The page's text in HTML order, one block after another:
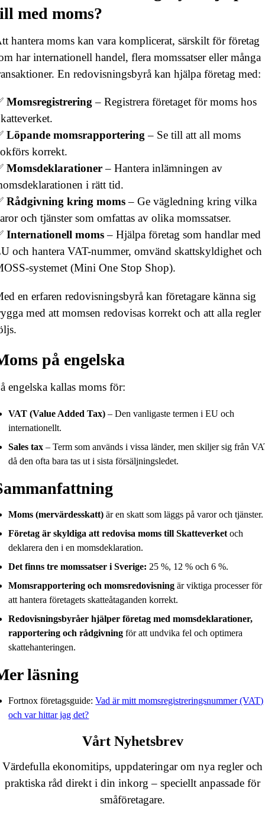
med moms?
hantera moms kan vara komplicerat, särskilt för företag
har internationell handel, flera momssatser eller många
En redovisningsbyrå kan hjälpa företag med:
Momsregistrering– Registrera företaget för moms hos
Löpande momsrapportering– Se till att all moms
korrekt.
Momsdeklarationer– Hantera inlämningen av
i rätt tid.
Rådgivning kring moms– Ge vägledning kring vilka
och tjänster som omfattas av olika momssatser.
Internationell moms– Hjälpa företag som handlar med
och hantera VAT-nummer, omvänd skattskyldighet och
systemet (Mini One Stop Shop).
en erfaren redovisningsbyrå kan företagare känna sig
med att momsen redovisas korrekt och att alla regler
på engelska
engelska kallas moms för:
VAT (Value Added Tax) – Den vanligaste termen i EU och
internationellt.
Sales tax – Term som används i vissa länder, men skiljer sig från
då den ofta bara tas ut i sista försäljningsledet.
Moms (mervärdesskatt) är en skatt som läggs på varor och tjänster.
Företag är skyldiga att redovisa moms till Skatteverket och
deklarera den i en momsdeklaration.
Det finns tre momssatser i Sverige: 25 %, 12 % och 6 %.
Momsrapportering och momsredovisning är viktiga processer för
att hantera företagets skatteåtaganden korrekt.
Redovisningsbyråer hjälper företag med momsdeklarationer,
rapportering och rådgivning för att undvika fel och optimera
skattehanteringen.
läsning
Fortnox företagsguide:Vad är mitt momsregistreringsnummer (VAT)
och var hittar jag det?
Vårt Nyhetsbrev
Värdefulla ekonomitips, uppdateringar om nya regler och
praktiska råd direkt i din inkorg – speciellt anpassade för
småföretagare.